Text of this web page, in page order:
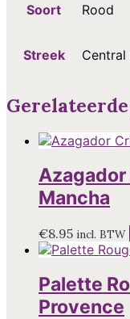
Soort Rood
Streek Central
Azagador
Mancha
€8.95 incl. BTW
Palette
Provence